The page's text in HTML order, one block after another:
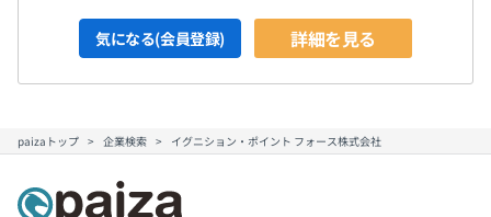
気になる(会員登録) 詳細を見る
paizaトップ 企業検索 イグニション・ポイント フォース株式会社